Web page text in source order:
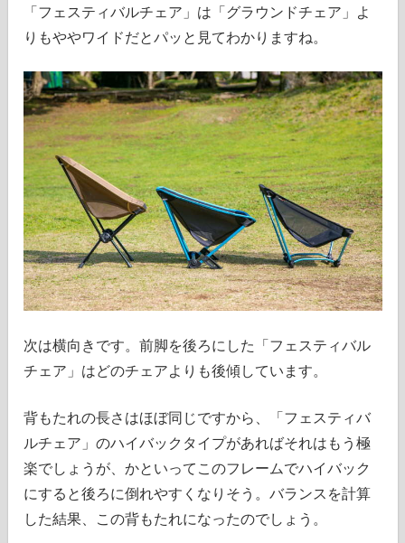
「フェスティバルチェア」は「グラウンドチェア」よ
りもややワイドだとパッと見てわかりますね。
次は横向きです。前脚を後ろにした「フェスティバル
チェア」はどのチェアよりも後傾しています。
背もたれの長さはほぼ同じですから、「フェスティバ
ルチェア」のハイバックタイプがあればそれはもう極
楽でしょうが、かといってこのフレームでハイバック
にすると後ろに倒れやすくなりそう。バランスを計算
した結果、この背もたれになったのでしょう。